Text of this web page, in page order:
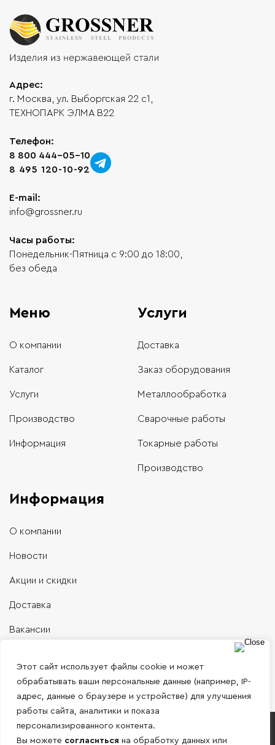
Этот сайт использует файлы cookie и может
обрабатывать ваши персональные данные (например, IP-
адрес, данные о браузере и устройстве) для улучшения
работы сайта, аналитики и показа
персонализированного контента.
Вы можете согласиться на обработку данных или
Адрес:
г. Москва, ул. Выборгская 22 с1,
ТЕХНОПАРК ЭЛМА В22
Телефон:
8 800 444-05-10
8 495 120-10-92
E-mail:
info@grossner.ru
Часы работы:
Понедельник-Пятница с 9:00 до 18:00,
без обеда
Меню
О компании
Каталог
Услуги
Производство
Информация
Услуги
Доставка
Заказ оборудования
Металлообработка
Сварочные работы
Токарные работы
Производство
Информация
О компании
Новости
Акции и скидки
Доставка
Вакансии
Работаем только с юридическими лицами и